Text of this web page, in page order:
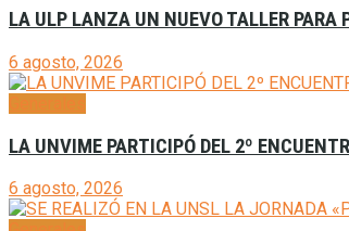
LA ULP LANZA UN NUEVO TALLER PARA
6 agosto, 2026
LA UNVIME PARTICIPÓ DEL 2º
6 agosto, 2026